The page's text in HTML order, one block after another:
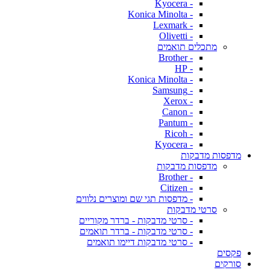
- Kyocera
- Konica Minolta
- Lexmark
- Olivetti
מתכלים תואמים
- Brother
- HP
- Konica Minolta
- Samsung
- Xerox
- Canon
- Pantum
- Ricoh
- Kyocera
מדפסות מדבקות
מדפסות מדבקות
- Brother
- Citizen
- מדפסות תגי שם ומוצרים נלווים
סרטי מדבקות
- סרטי מדבקות - ברדר מקוריים
- סרטי מדבקות - ברדר תואמים
- סרטי מדבקות דיימו תואמים
פקסים
סורקים